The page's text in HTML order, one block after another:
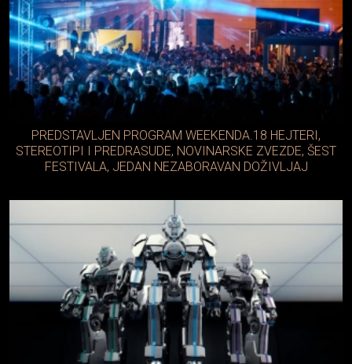
PREDSTAVLJEN PROGRAM WEEKENDA.18 HEJTERI,
STEREOTIPI I PREDRASUDE, NOVINARSKE ZVEZDE, ŠEST
FESTIVALA, JEDAN NEZABORAVAN DOŽIVLJAJ